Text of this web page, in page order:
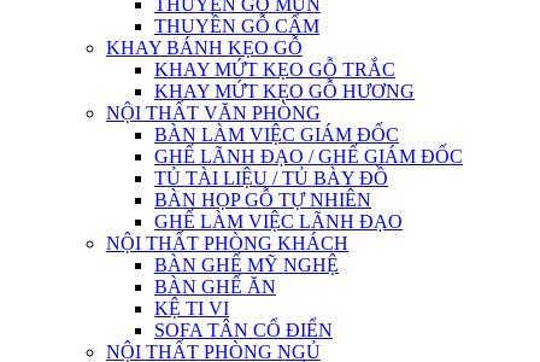
THUYỀN GỖ MUN
THUYỀN GỖ CẨM
KHAY BÁNH KẸO GỖ
KHAY MỨT KẸO GỖ TRẮC
KHAY MỨT KẸO GỖ HƯƠNG
NỘI THẤT VĂN PHÒNG
BÀN LÀM VIỆC GIÁM ĐỐC
GHẾ LÃNH ĐẠO / GHẾ GIÁM ĐỐC
TỦ TÀI LIỆU / TỦ BÀY ĐỒ
BÀN HỌP GỖ TỰ NHIÊN
GHẾ LÀM VIỆC LÃNH ĐẠO
NỘI THẤT PHÒNG KHÁCH
BÀN GHẾ MỸ NGHỆ
BÀN GHẾ ĂN
KỆ TI VI
SOFA TÂN CỔ ĐIỂN
NỘI THẤT PHÒNG NGỦ